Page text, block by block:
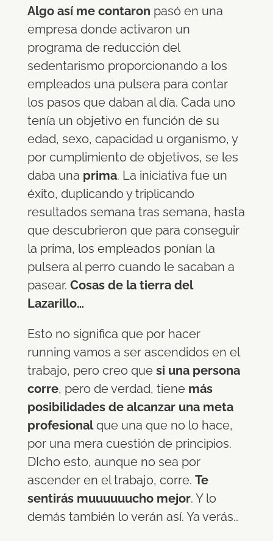
Algo así me contaron pasó en una
empresa donde activaron un
programa de reducción del
sedentarismo proporcionando a los
empleados una pulsera para contar
los pasos que daban al día. Cada uno
tenía un objetivo en función de su
edad, sexo, capacidad u organismo, y
por cumplimiento de objetivos, se les
daba una prima. La iniciativa fue un
éxito, duplicando y triplicando
resultados semana tras semana, hasta
que descubrieron que para conseguir
la prima, los empleados ponían la
pulsera al perro cuando le sacaban a
pasear. Cosas de la tierra del
Lazarillo…
Esto no significa que por hacer
running vamos a ser ascendidos en el
trabajo, pero creo quesi una persona
corre, pero de verdad, tiene más
posibilidades de alcanzar una meta
profesionalque una que no lo hace,
por una mera cuestión de principios.
DIcho esto, aunque no sea por
ascender en el trabajo, corre. Te
sentirás muuuuuucho mejor. Y lo
demás también lo verán así. Ya verás…